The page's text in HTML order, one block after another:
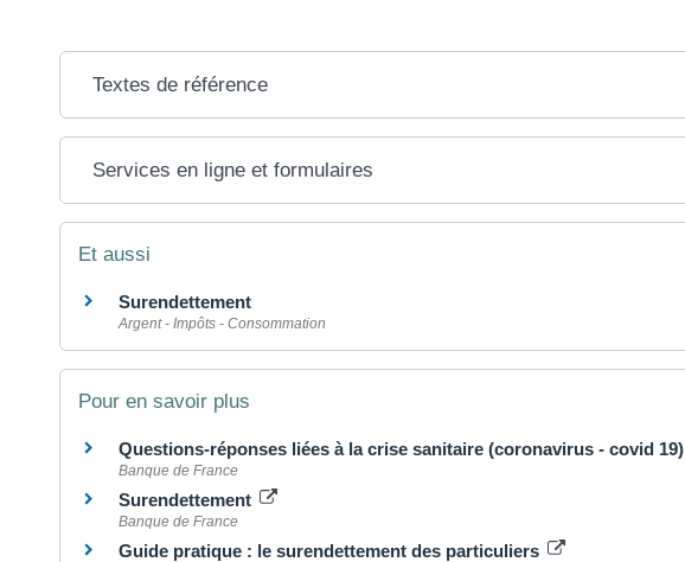
Textes de référence
Services en ligne et formulaires
Et aussi
Surendettement
Argent - Impôts - Consommation
Pour en savoir plus
Questions-réponses liées à la crise sanitaire (coronavirus - covid 19)
Banque de France
Surendettement
Banque de France
Guide pratique : le surendettement des particuliers